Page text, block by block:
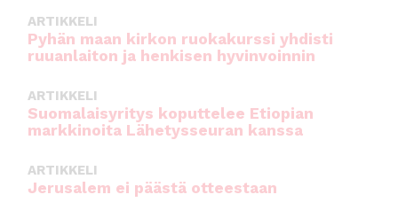
o
o
k
p
ARTIKKELI
Pyhän maan kirkon ruokakurssi yhdisti
ruuanlaiton ja henkisen hyvinvoinnin
ARTIKKELI
Suomalaisyritys koputtelee Etiopian
markkinoita Lähetysseuran kanssa
ARTIKKELI
Jerusalem ei päästä otteestaan